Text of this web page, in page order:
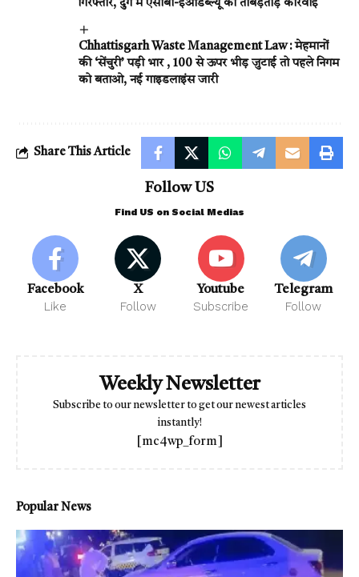
गिरफ्तार, दुर्ग में एसीबी-ईओडब्ल्यू की ताबड़तोड़ कार्रवाई
Chhattisgarh Waste Management Law : मेहमानों
की ‘सेंचुरी’ पड़ी भार , 100 से ऊपर भीड़ जुटाई तो पहले निगम
को बताओ, नई गाइडलाइंस जारी
Share This Article
Follow US
Find US on Social Medias
Facebook
Like
X
Follow
Youtube
Subscribe
Telegram
Follow
Weekly Newsletter
Subscribe to our newsletter to get our newest articles
instantly!
[mc4wp_form]
Popular News